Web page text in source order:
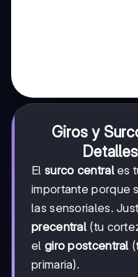
Giros y
El surco centrales
importante porque
las sensoriales.
precentral (tu
el giro postcentral
primaria).